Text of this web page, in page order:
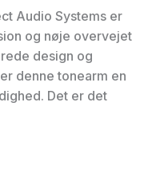
Audio Systems er
og nøje overvejet
design og
denne tonearm en
Det er det